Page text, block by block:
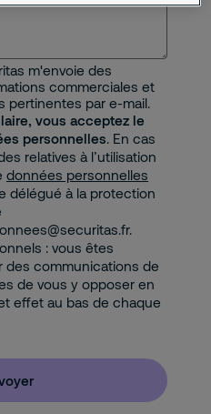
m'envoie des
commerciales et
pertinentes par e-mail.
vous acceptez le
personnelles. En cas
relatives à l’utilisation
données personnelles
délégué à la protection
: vous êtes
des communications de
de vous y opposer en
effet au bas de chaque